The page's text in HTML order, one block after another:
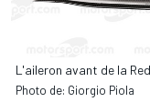
L'aileron avant de la
Photo de: Giorgio Piola